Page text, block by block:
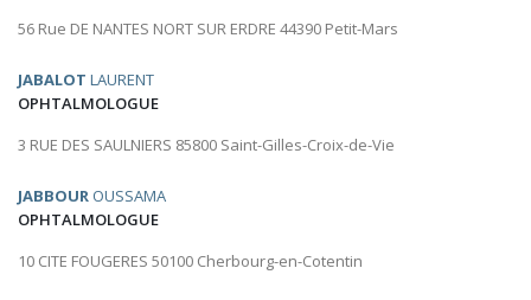
56 Rue DE NANTES NORT SUR ERDRE 44390 Petit-Mars
JABALOT LAURENT
OPHTALMOLOGUE
3 RUE DES SAULNIERS 85800 Saint-Gilles-Croix-de-Vie
JABBOUR OUSSAMA
OPHTALMOLOGUE
10 CITE FOUGERES 50100 Cherbourg-en-Cotentin